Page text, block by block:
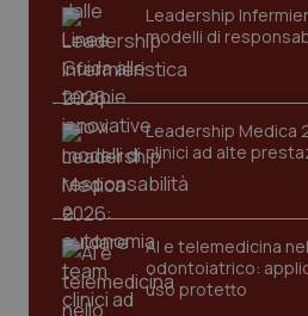
Leadership
modelli di
Leadership Medica
clinici ad alte
AI e telemedicina
odontoiatrico:
uso protetto
VISITOR_PRIVACY_METADATA